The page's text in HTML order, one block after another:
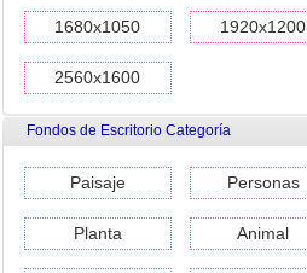
1680x1050 1920x1200
2560x1600
Fondos de Escritorio Categoría
Paisaje Personas
Planta Animal